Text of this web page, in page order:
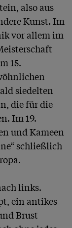
also aus
Kunst. Im
vor allem im
15.
siedelten
die für die
Im 19.
und Kameen
schließlich
links.
ein antikes
Brust